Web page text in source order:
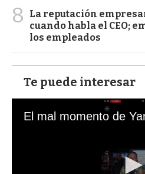
8
La reputación
cuando habla el CEO;
los empleados
Te puede interesar